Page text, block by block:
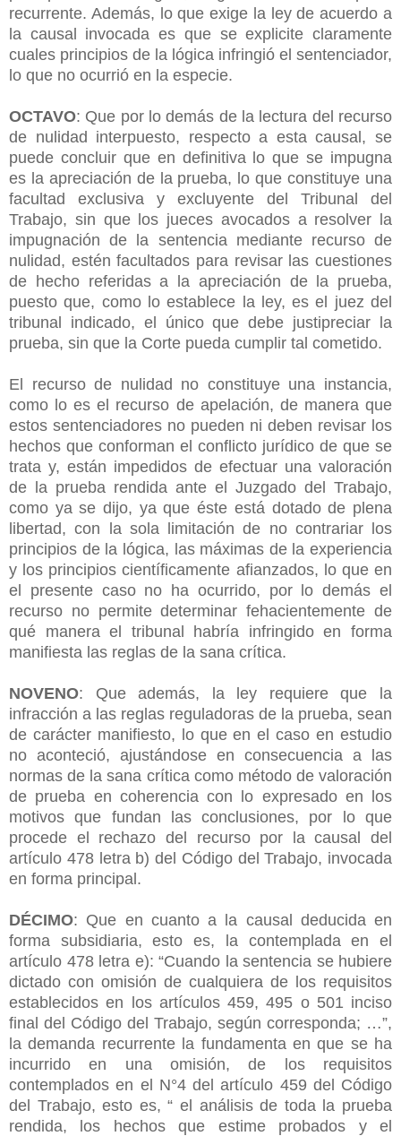
recurrente. Además, lo que exige la ley de acuerdo a
la causal invocada es que se explicite claramente
cuales principios de la lógica infringió el sentenciador,
lo que no ocurrió en la especie.
OCTAVO: Que por lo demás de la lectura del recurso
de nulidad interpuesto, respecto a esta causal, se
puede concluir que en definitiva lo que se impugna
es la apreciación de la prueba, lo que constituye una
facultad exclusiva y excluyente del Tribunal del
Trabajo, sin que los jueces avocados a resolver la
impugnación de la sentencia mediante recurso de
nulidad, estén facultados para revisar las cuestiones
de hecho referidas a la apreciación de la prueba,
puesto que, como lo establece la ley, es el juez del
tribunal indicado, el único que debe justipreciar la
prueba, sin que la Corte pueda cumplir tal cometido.
El recurso de nulidad no constituye una instancia,
como lo es el recurso de apelación, de manera que
estos sentenciadores no pueden ni deben revisar los
hechos que conforman el conflicto jurídico de que se
trata y, están impedidos de efectuar una valoración
de la prueba rendida ante el Juzgado del Trabajo,
como ya se dijo, ya que éste está dotado de plena
libertad, con la sola limitación de no contrariar los
principios de la lógica, las máximas de la experiencia
y los principios científicamente afianzados, lo que en
el presente caso no ha ocurrido, por lo demás el
recurso no permite determinar fehacientemente de
qué manera el tribunal habría infringido en forma
manifiesta las reglas de la sana crítica.
NOVENO: Que además, la ley requiere que la
infracción a las reglas reguladoras de la prueba, sean
de carácter manifiesto, lo que en el caso en estudio
no aconteció, ajustándose en consecuencia a las
normas de la sana crítica como método de valoración
de prueba en coherencia con lo expresado en los
motivos que fundan las conclusiones, por lo que
procede el rechazo del recurso por la causal del
artículo 478 letra b) del Código del Trabajo, invocada
en forma principal.
DÉCIMO: Que en cuanto a la causal deducida en
forma subsidiaria, esto es, la contemplada en el
artículo 478 letra e): “Cuando la sentencia se hubiere
dictado con omisión de cualquiera de los requisitos
establecidos en los artículos 459, 495 o 501 inciso
final del Código del Trabajo, según corresponda; …”,
la demanda recurrente la fundamenta en que se ha
incurrido en una omisión, de los requisitos
contemplados en el N°4 del artículo 459 del Código
del Trabajo, esto es, “ el análisis de toda la prueba
rendida, los hechos que estime probados y el